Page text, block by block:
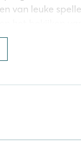
van leuke
bezig zijn?
sportveld en de